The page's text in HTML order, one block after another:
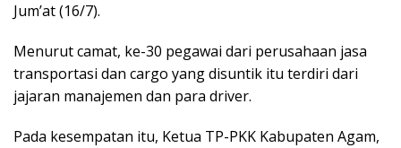
Jum’at (16/7).
Menurut camat, ke-30 pegawai dari perusahaan jasa
transportasi dan cargo yang disuntik itu terdiri dari
jajaran manajemen dan para driver.
Pada kesempatan itu, Ketua TP-PKK Kabupaten Agam,